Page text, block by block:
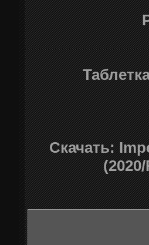
Скачать: